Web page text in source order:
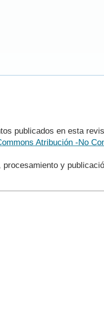
publicados en esta
Atribución -No
procesamiento y